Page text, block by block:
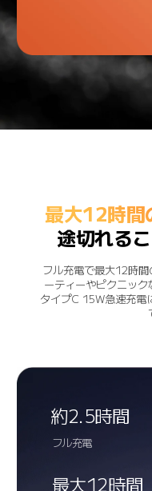
最大12時間
途切れる
フル充電で最大12時
ーティーやピクニッ
タイプC 15W急速充電
約2.5時間
フル充電
最大12時間